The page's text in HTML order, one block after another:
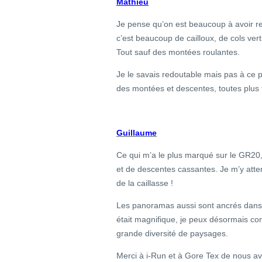
Je pense qu’on est beaucoup à avoir
c’est beaucoup de cailloux, de cols
Tout sauf des montées roulantes.
Je le savais redoutable mais pas à ce
des montées et descentes, toutes
Guillaume
Ce qui m’a le plus marqué sur le
et de descentes cassantes. Je m’y
de la caillasse !
Les panoramas aussi sont ancrés
était magnifique, je peux désormais
grande diversité de paysages.
Merci à i-Run et à Gore Tex de nous